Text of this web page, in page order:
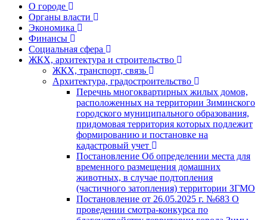
О городе
Органы власти
Экономика
Финансы
Социальная сфера
ЖКХ, архитектура и строительство
ЖКХ, транспорт, связь
Архитектура, градостроительство
Перечнь многоквартирных жилых домов,
расположенных на территории Зиминского
городского муниципального образования,
придомовая территория которых подлежит
формированию и постановке на
кадастровый учет
Постановление Об определении места для
временного размещения домашних
животных, в случае подтопления
(частичного затопления) территории ЗГМО
Постановление от 26.05.2025 г. №683 О
проведении смотра-конкурса по